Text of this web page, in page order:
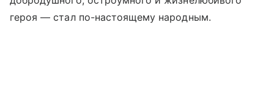
героя — стал по-настоящему народным.